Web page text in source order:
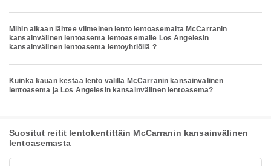
Mihin aikaan lähtee viimeinen lento lentoasemalta McCarranin
kansainvälinen lentoasema lentoasemalle Los Angelesin
kansainvälinen lentoasema lentoyhtiöllä ?
Kuinka kauan kestää lento välillä McCarranin kansainvälinen
lentoasema ja Los Angelesin kansainvälinen lentoasema?
Suositut reitit lentokentittäin McCarranin kansainvälinen
lentoasemasta